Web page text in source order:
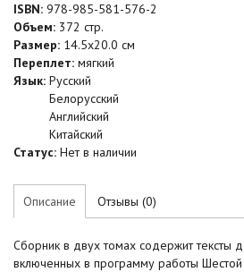
ISBN: 978-985-581-576-2
Объем: 372 стр.
Размер: 14.5x20.0 см
Переплет: мягкий
Язык: Русский
Белорусский
Английский
Китайский
Статус: Нет в наличии
Описание Отзывы (0)
Сборник в двух томах содержит тексты
включенных в программу работы